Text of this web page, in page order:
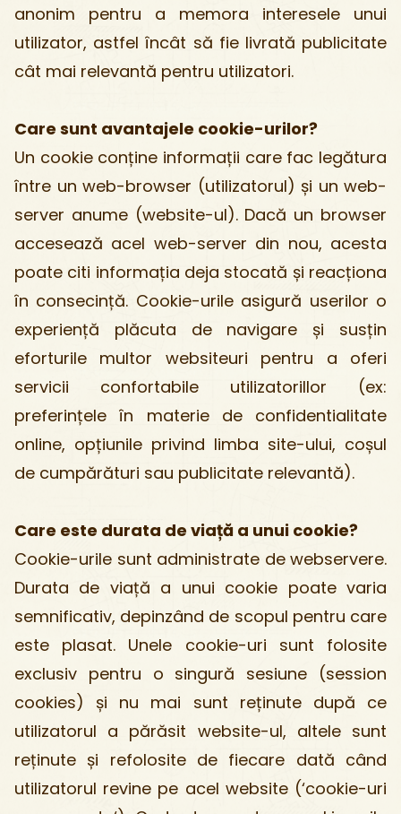
anonim pentru a memora interesele unui
utilizator, astfel încât să fie livrată publicitate
cât mai relevantă pentru utilizatori.
Care sunt avantajele cookie-urilor?
Un cookie conține informații care fac legătura
între un web-browser (utilizatorul) și un web-
server anume (website-ul). Dacă un browser
accesează acel web-server din nou, acesta
poate citi informația deja stocată și reacționa
în consecință. Cookie-urile asigură userilor o
experiență plăcuta de navigare și susțin
eforturile multor websiteuri pentru a oferi
servicii confortabile utilizatorillor (ex:
preferințele în materie de confidentialitate
online, opțiunile privind limba site-ului, coșul
de cumpărături sau publicitate relevantă).
Care este durata de viață a unui cookie?
Cookie-urile sunt administrate de webservere.
Durata de viață a unui cookie poate varia
semnificativ, depinzând de scopul pentru care
este plasat. Unele cookie-uri sunt folosite
exclusiv pentru o singură sesiune (session
cookies) și nu mai sunt reținute după ce
utilizatorul a părăsit website-ul, altele sunt
reținute și refolosite de fiecare dată când
utilizatorul revine pe acel website (‘cookie-uri